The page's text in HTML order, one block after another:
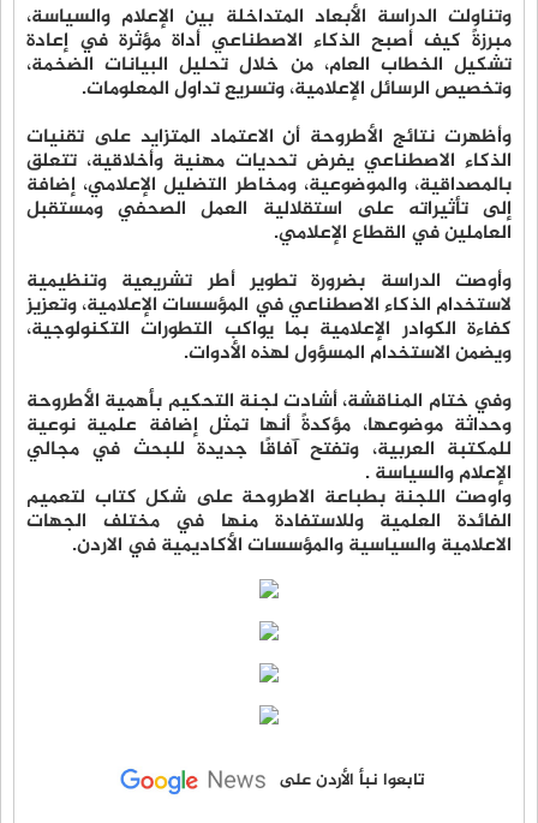
وتناولت الدراسة الأبعاد المتداخلة بين الإعلام والسياسة،
مبرزةً كيف أصبح الذكاء الاصطناعي أداة مؤثرة في إعادة
تشكيل الخطاب العام، من خلال تحليل البيانات الضخمة،
وتخصيص الرسائل الإعلامية، وتسريع تداول المعلومات.
وأظهرت نتائج الأطروحة أن الاعتماد المتزايد على تقنيات
الذكاء الاصطناعي يفرض تحديات مهنية وأخلاقية، تتعلق
بالمصداقية، والموضوعية، ومخاطر التضليل الإعلامي، إضافة
إلى تأثيراته على استقلالية العمل الصحفي ومستقبل
العاملين في القطاع الإعلامي.
وأوصت الدراسة بضرورة تطوير أطر تشريعية وتنظيمية
لاستخدام الذكاء الاصطناعي في المؤسسات الإعلامية، وتعزيز
كفاءة الكوادر الإعلامية بما يواكب التطورات التكنولوجية،
ويضمن الاستخدام المسؤول لهذه الأدوات.
وفي ختام المناقشة، أشادت لجنة التحكيم بأهمية الأطروحة
وحداثة موضوعها، مؤكدةً أنها تمثل إضافة علمية نوعية
للمكتبة العربية، وتفتح آفاقًا جديدة للبحث في مجالي
الإعلام والسياسة .
واوصت اللجنة بطباعة الاطروحة على شكل كتاب لتعميم
الفائدة العلمية وللاستفادة منها في مختلف الجهات
الاعلامية والسياسية والمؤسسات الأكاديمية في الاردن.
تابعوا نبأ الأردن على